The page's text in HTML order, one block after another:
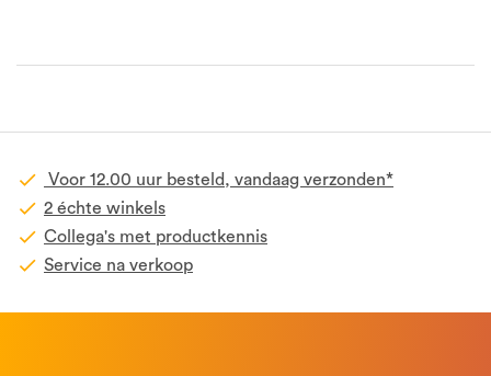
Voor 12.00 uur besteld, vandaag verzonden*
2 échte winkels
Collega's met productkennis
Service na verkoop